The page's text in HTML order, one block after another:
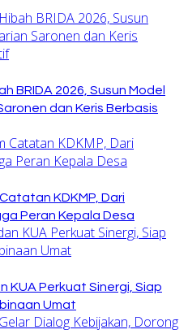
BRIDA 2026, Susun Model
dan Keris Berbasis
KDKMP, Dari
Peran Kepala Desa
KUA Perkuat Sinergi, Siap
Umat